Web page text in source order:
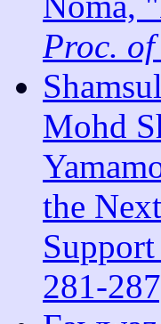
Proc.
Mohd
the
281-